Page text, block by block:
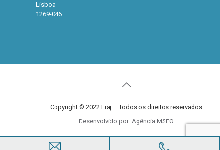
Lisboa
1269-046
Copyright © 2022 Fraj – Todos os direitos reservados
Desenvolvido por: Agência MSEO